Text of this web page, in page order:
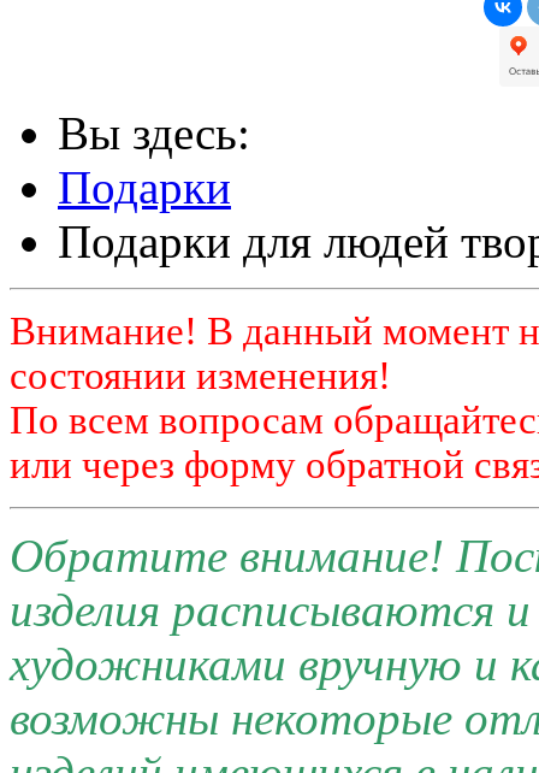
Вы здесь:
Подарки
Подарки для людей
Внимание! В данный момент
состоянии изменения!
По всем вопросам
или через форму обратной
Обратите внимание!
изделия расписываются
художниками вручную и
возможны некоторые